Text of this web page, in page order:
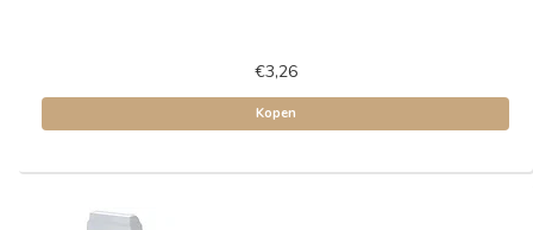
€3,26
Kopen